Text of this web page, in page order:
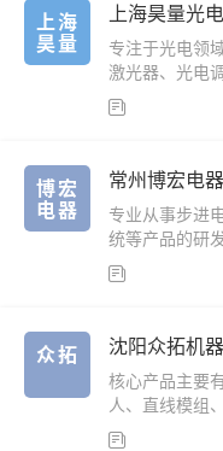
上海
昊量
上海昊量光
专注于光电领
激光器、光电

博宏
电器
常州博宏电
专业从事步进
统等产品的研

众拓 沈阳众拓机
核心产品主要
人、直线模组
